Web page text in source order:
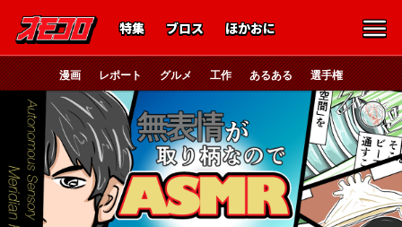
特集 ブロス ほかおに
漫画 レポート グルメ 工作 あるある 選手権